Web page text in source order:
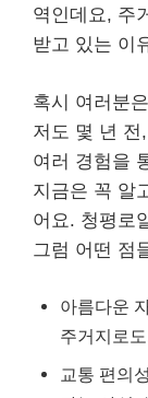
역인데요, 주
받고 있는 이
혹시 여러분
저도 몇 년 전
여러 경험을
지금은 꼭 알
어요. 청평로
그럼 어떤 점
아름다운
주거지로
교통 편의